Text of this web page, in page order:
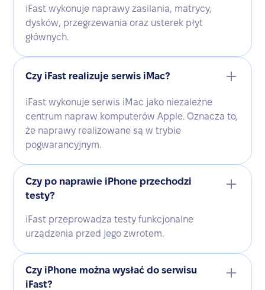
iFast wykonuje naprawy zasilania, matrycy,
dysków, przegrzewania oraz usterek płyt
głównych.
Czy iFast realizuje serwis iMac?
iFast wykonuje serwis iMac jako niezależne
centrum napraw komputerów Apple. Oznacza to,
że naprawy realizowane są w trybie
pogwarancyjnym.
Czy po naprawie iPhone przechodzi
testy?
iFast przeprowadza testy funkcjonalne
urządzenia przed jego zwrotem.
Czy iPhone można wysłać do serwisu
iFast?